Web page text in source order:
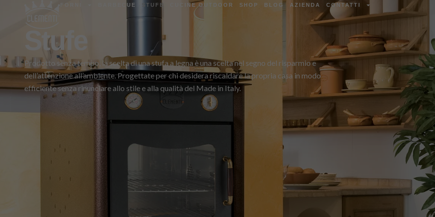
BARBECUE STUFE CUCINE OUTDOOR SHOP BLOG AZIENDA CONTATTI
Stufe
Prodotto senza tempo, la scelta di una stufa a legna è una scelta nel segno del risparmio e
dell’attenzione all’ambiente. Progettate per chi desidera riscaldare la propria casa in modo
efficiente senza rinunciare allo stile e alla qualità del Made in Italy.